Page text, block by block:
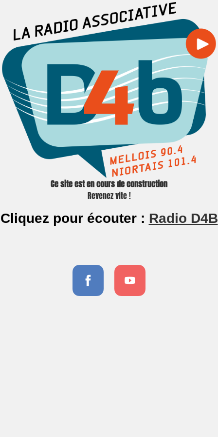
Ce site est en cours de construction
Revenez vite !
Cliquez pour écouter : Radio D4B